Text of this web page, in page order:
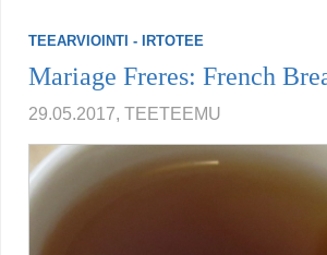
TEEARVIOINTI - IRTOTEE
Mariage Freres: French
29.05.2017, TEETEEMU